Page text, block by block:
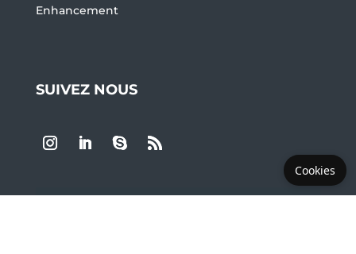
Enhancement
SUIVEZ NOUS
Cookies